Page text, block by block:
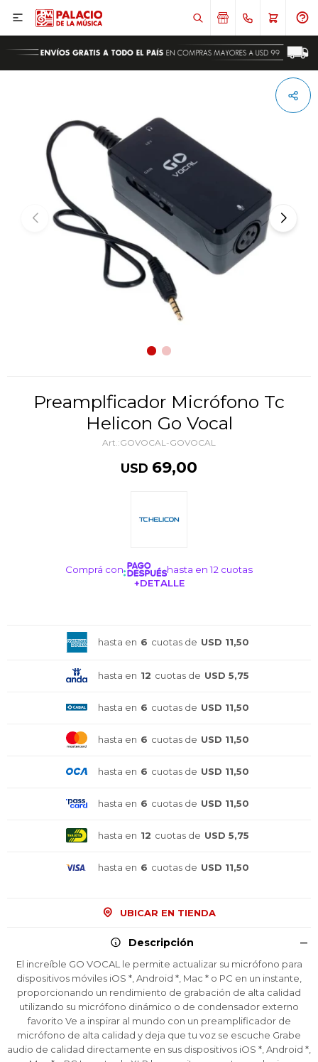

Preamplficador Micrófono Tc
Helicon Go Vocal
GOVOCAL-GOVOCAL
USD 69,00
Comprá con
hasta en 12 cuotas
+DETALLE
hasta en 6 cuotas de USD 11,50
hasta en 12 cuotas de USD 5,75
hasta en 6 cuotas de USD 11,50
hasta en 6 cuotas de USD 11,50
hasta en 6 cuotas de USD 11,50
hasta en 6 cuotas de USD 11,50
hasta en 12 cuotas de USD 5,75
hasta en 6 cuotas de USD 11,50
UBICAR EN TIENDA
Descripción
El increíble GO VOCAL le permite actualizar su micrófono para
dispositivos móviles iOS *, Android *, Mac * o PC en un instante,
proporcionando un rendimiento de grabación de alta calidad
utilizando su micrófono dinámico o de condensador externo
favorito Ve a inspirar al mundo con un preamplificador de
micrófono de alta calidad y deja que tu voz se escuche Grabe
audio de calidad directamente en sus dispositivos iOS *, Android *,
Comprá ahora y Pagá
Después, hasta en 12
cuotas y sin tocar tu
tarjeta de crédito
Comprá en 3 cuotas sin recargo o hasta en
* sujeto aprobación crediticia.
Verifica si estás calificado para comprar con
Pago Después:
Cédula de identidad
Celular
Estás calificado para comprar usando Pago
Después.
¡Tenés hasta
para comprar en las cuotas que
prefieras!
Elegí tus productos preferidos
Ups!
Parece que no tenes oferta, lamentamos
el inconveniente, por cualquier duda
contactanos en
preguntas@pagodespues.com.uy
¡Algo salió mal!
Por favor intenta nuevamente mas tarde.
Comprá ahora y Pagá
Después, hasta en 12
cuotas y sin tocar tu
tarjeta de crédito
Comprá en 3 cuotas sin recargo o hasta en
* sujeto aprobación crediticia.
Verifica si estás calificado para comprar con
Pago Después:
Cédula de identidad
Celular
Estás calificado para comprar usando Pago
Después.
¡Tenés hasta
para comprar en las cuotas que
prefieras!
Elegí tus productos preferidos
Ups!
Parece que no tenes oferta, lamentamos
el inconveniente, por cualquier duda
contactanos en
preguntas@pagodespues.com.uy
¡Algo salió mal!
Por favor intenta nuevamente mas tarde.
Comprá ahora y Pagá
Después, hasta en 12
cuotas y sin tocar tu
tarjeta de crédito
Comprá en 3 cuotas sin recargo o hasta en
* sujeto aprobación crediticia.
Verifica si estás calificado para comprar con
Pago Después:
Cédula de identidad
Celular
Estás calificado para comprar usando Pago
Después.
¡Tenés hasta
para comprar en las cuotas que
prefieras!
Elegí tus productos preferidos
Ups!
Parece que no tenes oferta, lamentamos
el inconveniente, por cualquier duda
contactanos en
preguntas@pagodespues.com.uy
¡Algo salió mal!
Por favor intenta nuevamente mas tarde.